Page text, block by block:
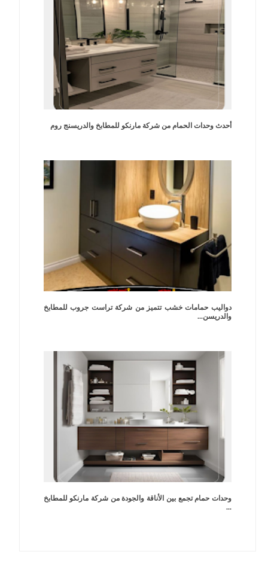
أحدث وحدات الحمام من شركة مارنكو للمطابخ والدريسنج روم
دواليب حمامات خشب تتميز من شركة تراست جروب للمطابخ
والدريسن...
وحدات حمام تجمع بين الأناقة والجودة من شركة مارنكو للمطابخ
...